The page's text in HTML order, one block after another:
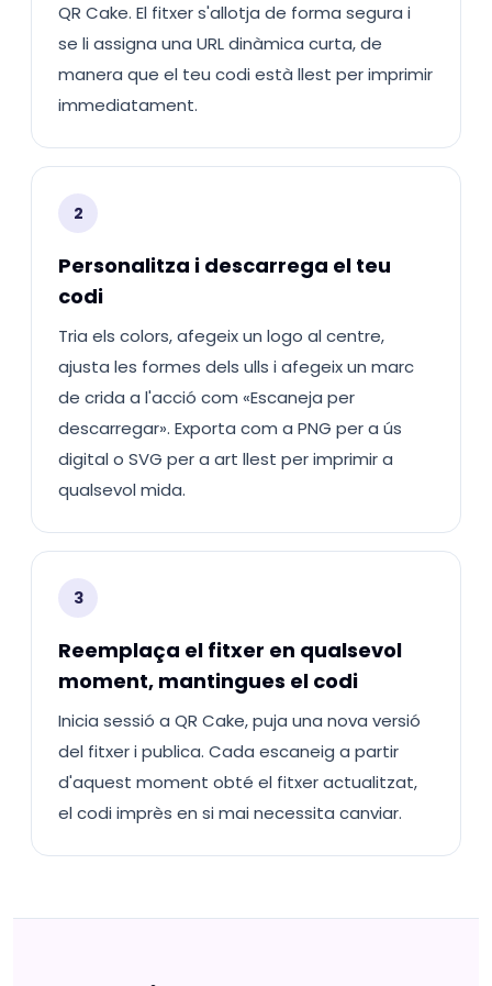
QR Cake. El fitxer s'allotja de forma segura i
se li assigna una URL dinàmica curta, de
manera que el teu codi està llest per imprimir
immediatament.
2
Personalitza i descarrega el teu
codi
Tria els colors, afegeix un logo al centre,
ajusta les formes dels ulls i afegeix un marc
de crida a l'acció com «Escaneja per
descarregar». Exporta com a PNG per a ús
digital o SVG per a art llest per imprimir a
qualsevol mida.
3
Reemplaça el fitxer en qualsevol
moment, mantingues el codi
Inicia sessió a QR Cake, puja una nova versió
del fitxer i publica. Cada escaneig a partir
d'aquest moment obté el fitxer actualitzat,
el codi imprès en si mai necessita canviar.